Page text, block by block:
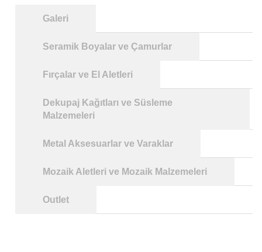
Galeri
Seramik Boyalar ve Çamurlar
Fırçalar ve El Aletleri
Dekupaj Kağıtları ve Süsleme
Malzemeleri
Metal Aksesuarlar ve Varaklar
Mozaik Aletleri ve Mozaik Malzemeleri
Outlet